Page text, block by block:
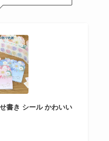
書き シール かわいい